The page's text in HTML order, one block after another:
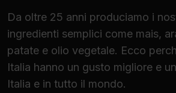
Da oltre 25 anni produciamo i
ingredienti semplici come mais,
patate e olio vegetale. Ecco
Italia hanno un gusto migliore e
Italia e in tutto il mondo.